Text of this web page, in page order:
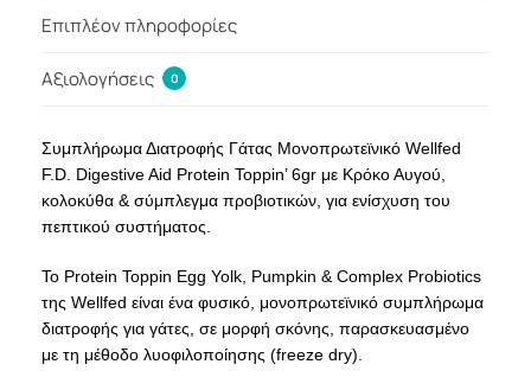
Επιπλέον πληροφορίες
Αξιολογήσεις 0
Συμπλήρωμα Διατροφής Γάτας Μονοπρωτεϊνικό Wellfed
F.D. Digestive Aid Protein Toppin’ 6gr με Κρόκο Αυγού,
κολοκύθα & σύμπλεγμα προβιοτικών, για ενίσχυση του
πεπτικού συστήματος.
Το Protein Toppin Egg Yolk, Pumpkin & Complex Probiotics
της Wellfed είναι ένα φυσικό, μονοπρωτεϊνικό συμπλήρωμα
διατροφής για γάτες, σε μορφή σκόνης, παρασκευασμένο
με τη μέθοδο λυοφιλοποίησης (freeze dry).